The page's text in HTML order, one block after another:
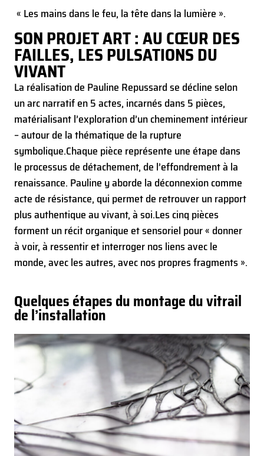
« Les mains dans le feu, la tête dans la lumière ».
SON PROJET ART : AU CŒUR DES
FAILLES, LES PULSATIONS DU
VIVANT
La réalisation de Pauline Repussard se décline selon
un arc narratif en 5 actes, incarnés dans 5 pièces,
matérialisant l’exploration d’un cheminement intérieur
– autour de la thématique de la rupture
symbolique.Chaque pièce représente une étape dans
le processus de détachement, de l’effondrement à la
renaissance. Pauline y aborde la déconnexion comme
acte de résistance, qui permet de retrouver un rapport
plus authentique au vivant, à soi.Les cinq pièces
forment un récit organique et sensoriel pour « donner
à voir, à ressentir et interroger nos liens avec le
monde, avec les autres, avec nos propres fragments ».
Quelques étapes du montage du vitrail
de l’installation